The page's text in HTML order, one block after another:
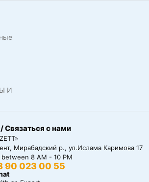
И
с нами
Мирабадский р., ул.Ислама Каримова 17
between 8 AM - 10 PM
90 023 00 55